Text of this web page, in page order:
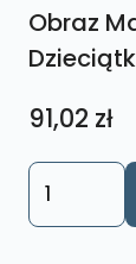
Obraz
91,02 zł
ilość
Obraz